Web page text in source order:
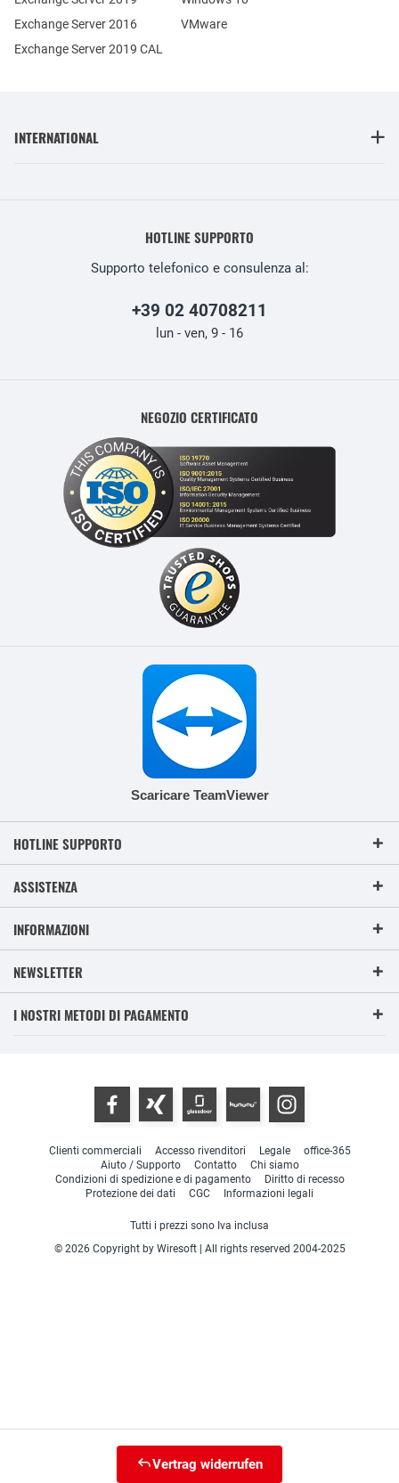
Exchange Server 2016
Exchange Server 2019 CAL
VMware
INTERNATIONAL
HOTLINE SUPPORTO
Supporto telefonico e consulenza al:
+39 02 40708211
lun - ven, 9 - 16
NEGOZIO CERTIFICATO
Scaricare TeamViewer
HOTLINE SUPPORTO
ASSISTENZA
INFORMAZIONI
NEWSLETTER
I NOSTRI METODI DI PAGAMENTO
Clienti commerciali Accesso rivenditori Legale
office-365
Aiuto / Supporto
Contatto
Chi siamo
Condizioni di spedizione e di pagamento
Diritto di recesso
Protezione dei dati
CGC Informazioni legali
Tutti i prezzi sono Iva inclusa
© 2026 Copyright by Wiresoft | All rights reserved 2004-2025
Vertrag widerrufen